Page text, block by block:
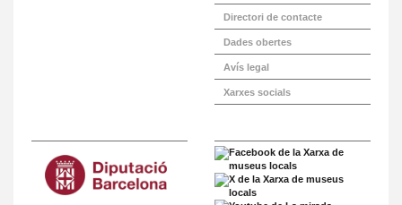
Directori de contacte
Dades obertes
Avís legal
Xarxes socials